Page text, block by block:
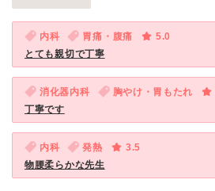
内科 胃痛・腹痛
5.0
とても親切で丁寧
消化器内科 胸やけ・胃もたれ
丁寧です
内科 発熱
3.5
物腰柔らかな先生